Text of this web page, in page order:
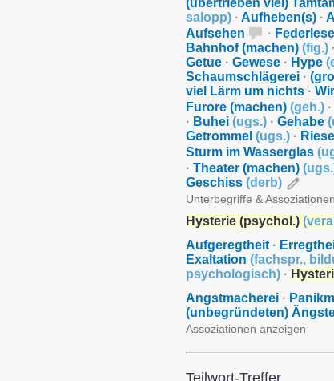
(übertrieben viel)
salopp) · Aufheben(s) ·
Aufsehen
·
Bahnhof (machen) (fig.) ·
Getue · Gewese · Hype (
Schaumschlägerei ·
viel Lärm um nichts ·
Furore (machen) (geh.) ·
· Buhei (ugs.) · Gehabe (
Getrommel (ugs.) ·
Sturm im Wasserglas (
· Theater (machen) (ugs.
Geschiss (derb)
Unterbegriffe &
Hysterie (psychol.) (
Aufgeregtheit ·
Exaltation (fachspr.,
psychologisch) ·
Angstmacherei ·
(unbegründeten)
Assoziationen anzeigen
Teilwort-Treffer